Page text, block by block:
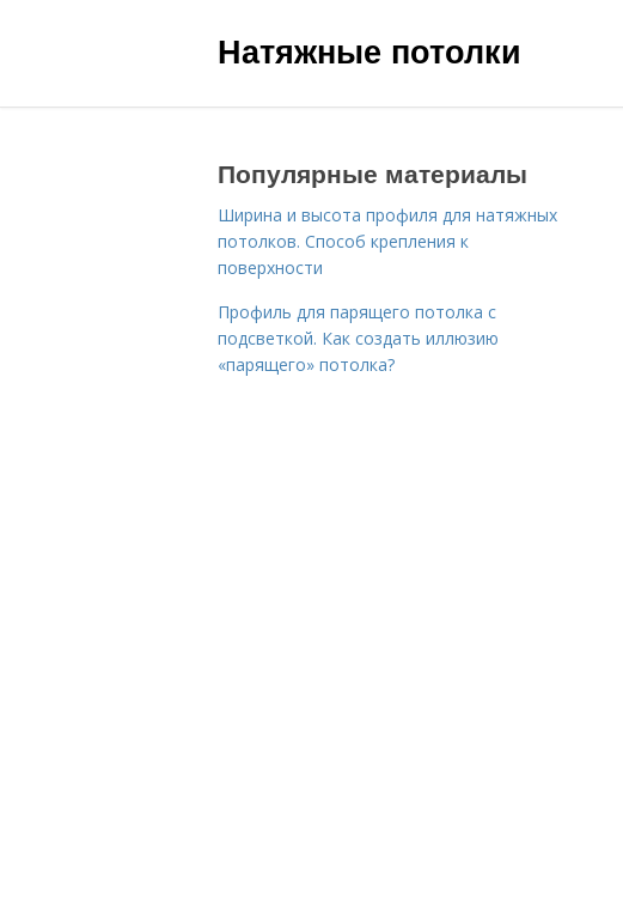
Натяжные потолки
Популярные материалы
Ширина и высота профиля для натяжных
потолков. Способ крепления к
поверхности
Профиль для парящего потолка с
подсветкой. Как создать иллюзию
«парящего» потолка?